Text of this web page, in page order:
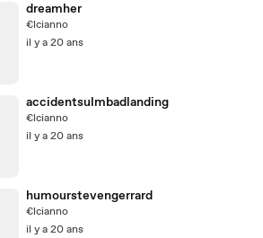
dreamher
€lcianno
il y a 20 ans
accidentsulmbadlanding
€lcianno
il y a 20 ans
humourstevengerrard
€lcianno
il y a 20 ans